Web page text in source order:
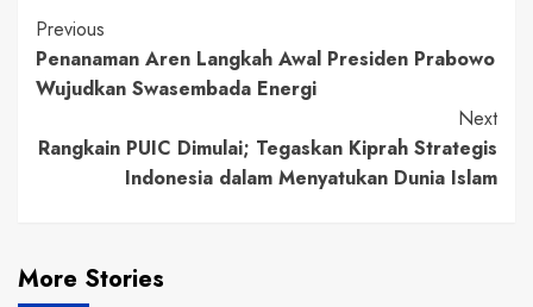
Continue
Reading
Previous
Penanaman Aren Langkah Awal Presiden Prabowo
Wujudkan Swasembada Energi
Next
Rangkain PUIC Dimulai; Tegaskan Kiprah Strategis
Indonesia dalam Menyatukan Dunia Islam
More Stories